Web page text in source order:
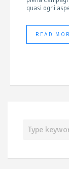
quasi ogni
READ